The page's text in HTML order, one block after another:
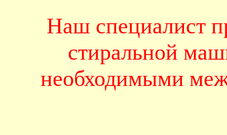
Наш специалист
стиральной
необходимыми